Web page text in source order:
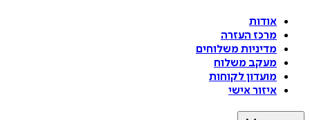
אודות
מרכז העזרה
מדיניות משלוחים
מעקב משלוח
מועדון לקוחות
איזור אישי